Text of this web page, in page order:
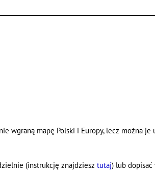
wgraną mapę Polski i Europy, lecz można je
(instrukcję znajdziesz tutaj) lub